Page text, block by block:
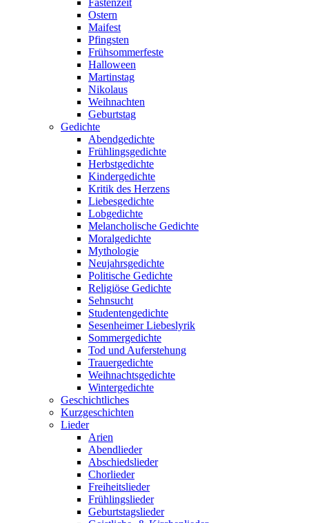
Ostern
Maifest
Pfingsten
Frühsommerfeste
Halloween
Martinstag
Nikolaus
Weihnachten
Geburtstag
Gedichte
Abendgedichte
Frühlingsgedichte
Herbstgedichte
Kindergedichte
Kritik des Herzens
Liebesgedichte
Lobgedichte
Melancholische Gedichte
Moralgedichte
Mythologie
Neujahrsgedichte
Politische Gedichte
Religiöse Gedichte
Sehnsucht
Studentengedichte
Sesenheimer Liebeslyrik
Sommergedichte
Tod und Auferstehung
Trauergedichte
Weihnachtsgedichte
Wintergedichte
Geschichtliches
Kurzgeschichten
Lieder
Arien
Abendlieder
Abschiedslieder
Chorlieder
Freiheitslieder
Frühlingslieder
Geburtstagslieder